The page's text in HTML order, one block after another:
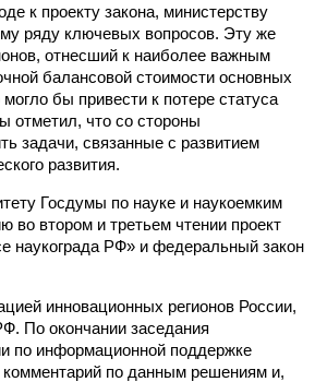
к проекту закона, министерству
ряду ключевых вопросов. Эту же
отнесший к наиболее важным
балансовой стоимости основных
бы привести к потере статуса
отметил, что со стороны
задачи, связанные с развитием
развития.
Госдумы по науке и наукоемким
во втором и третьем чтении проект
наукограда РФ» и федеральный закон
инновационных регионов России,
По окончании заседания
по информационной поддержке
по данным решениям и,